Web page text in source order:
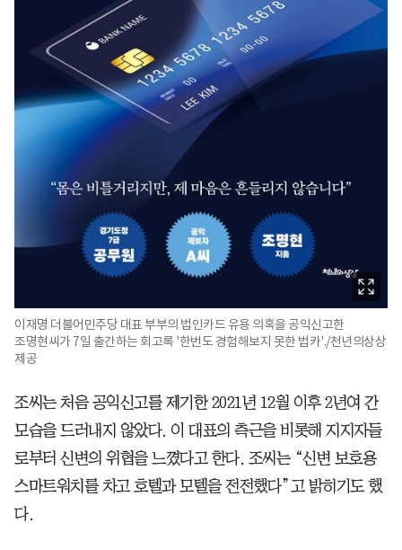
이재명 더불어민주당 대표 부부의 법인카드 유용 의혹을 공익신고한
조명현씨가 7일 출간하는 회고록 '한번도 경험해보지 못한 법카'./천년의상상
제공
조씨는 처음 공익신고를 제기한 2021년 12월 이후 2년여 간
모습을 드러내지 않았다. 이 대표의 측근을 비롯해 지지자들
로부터 신변의 위협을 느꼈다고 한다. 조씨는 “신변 보호용
스마트워치를 차고 호텔과 모텔을 전전했다”고 밝히기도 했
다.